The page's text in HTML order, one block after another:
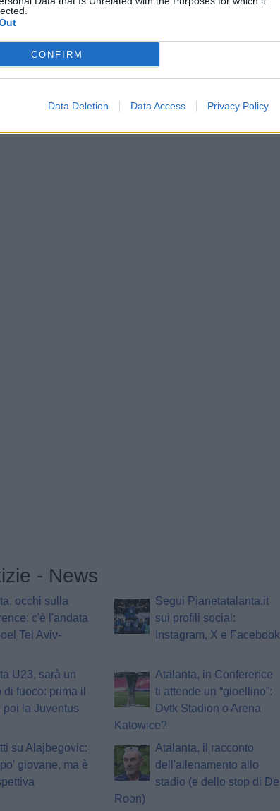
CONFIRM
Data Deletion Data Access Privacy Policy
crescere".
Dom 24 agosto 2025 alle 23:30
Tweet
- News
occhi sulla
c'è l'andata
Tel Aviv-
Segui Pianetatalanta.it
sui profili social:
Instagram, X e Facebook
U23, sarà un
di fuoco: prima il
poi la Juventus
Atalanta, in Conference
ti attende un “gioellino”:
Dvtk Stadion o Arena
Katowice?
su Alajbegovic:
giovane, ma è
Atalanta, il racconto
dell'allenamento allo
stadio (e dello stop di De
Roon)